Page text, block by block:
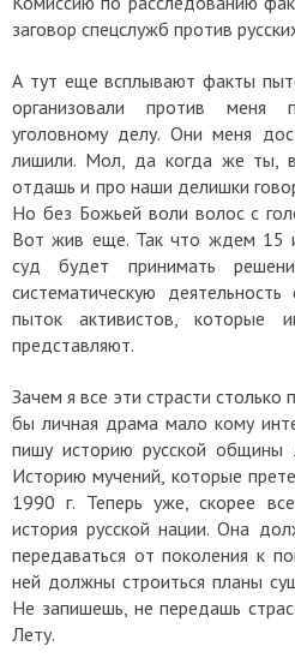
заговор спецслужб против
А тут еще всплывают факты
организовали против меня
уголовному делу. Они меня
лишили. Мол, да когда же ты,
отдашь и про наши делишки
Но без Божьей воли волос с
Вот жив еще. Так что ждем 15
суд будет принимать
систематическую
пыток активистов, которые
представляют.
Зачем я все эти страсти
бы личная драма мало кому
пишу историю русской общины
Историю мучений, которые
1990 г. Теперь уже, скорее
история русской нации. Она
передаваться от поколения к
ней должны строиться планы
Не запишешь, не передашь
Лету.